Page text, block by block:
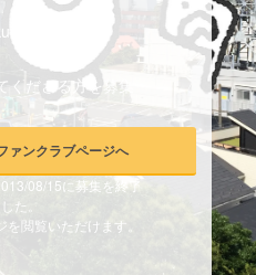
書籍・雑誌
チャレンジ
性化
CAMPFIRE Creation
プロダクト
くださる方を募集
ァンクラブページへ
08/15に募集を終了
た。
閲覧いただけます。